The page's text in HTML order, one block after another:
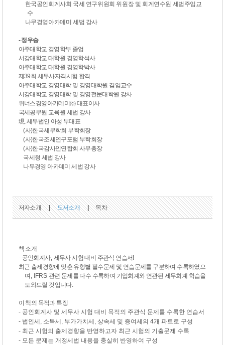
한국공인회계사회 국세 연구위원회 위원장 및 회계연수원 세법주임교
수
나무경영아카데미 세법 강사
- 정우승
아주대학교 경영학부 졸업
서강대학교 대학원 경영학석사
아주대학교 대학원 경영학박사
제39회 세무사자격시험 합격
아주대학교 경영대학 및 경영대학원 겸임교수
서강대학교 경영대학 및 경영전문대학원 강사
위너스경영아카데미㈜ 대표이사
국세공무원 교육원 세법 강사
現, 세무법인 아성 부대표
(사)한국세무학회 부학회장
(사)한국조세연구포럼 부학회장
(사)한국감사인연합회 사무총장
국세청 세법 강사
나무경영 아카데미 세법 강사
저자소개 | 도서소개 | 목차
책 소개
- 공인회계사, 세무사 시험 대비 주관식 연습서!
최근 출제경향에 맞춘 유형별 필수문제 및 연습문제를 구분하여 수록하였으
며 , IFRS 관련 문제를 다수 수록하여 기업회계와 연관된 세무회계 학습을
도와드릴 것입니다.
이 책의 목적과 특징
- 공인회계사 및 세무사 시험 대비 목적의 주관식 문제를 수록한 연습서
- 법인세 , 소득세 , 부가가치세 , 상속세 및 증여세의 4개 파트로 구성
- 최근 시험의 출제경향을 반영하고자 최근 시험의 기출문제 수록
- 모든 문제는 개정세법 내용을 충실히 반영하여 구성